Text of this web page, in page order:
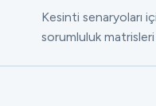
Kesinti senaryoları
sorumluluk matrisleri